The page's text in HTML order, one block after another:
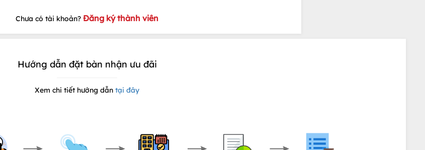
Chưa có tài khoản? Đăng ký thành viên
Hướng dẫn đặt bàn nhận ưu đãi
Xem chi tiết hướng dẫn tại đây